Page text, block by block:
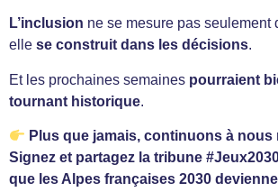
L’inclusion ne se mesure pas seulement
elle se construit dans les décisions.
Et les prochaines semaines pourraient
tournant historique.
Plus que jamais, continuons à nous
Signez et partagez la tribune
que les Alpes françaises 2030